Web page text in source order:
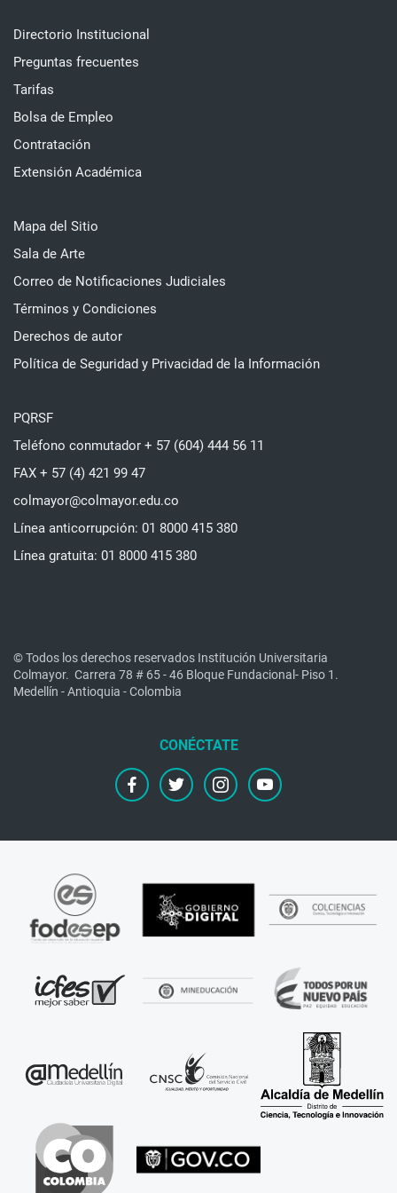
Directorio Institucional
Preguntas frecuentes
Tarifas
Bolsa de Empleo
Contratación
Extensión Académica
Mapa del Sitio
Sala de Arte
Correo de Notificaciones Judiciales
Términos y Condiciones
Derechos de autor
Política de Seguridad y Privacidad de la Información
PQRSF
Teléfono conmutador + 57 (604) 444 56 11
FAX + 57 (4) 421 99 47
colmayor@colmayor.edu.co
Línea anticorrupción: 01 8000 415 380
Línea gratuita: 01 8000 415 380
© Todos los derechos reservados Institución Universitaria
Colmayor. Carrera 78 # 65 - 46 Bloque Fundacional- Piso 1.
Medellín - Antioquia - Colombia